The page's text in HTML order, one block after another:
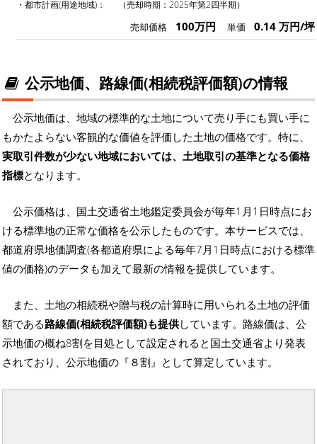
・都市計画(用途地域)： （売却時期：2025年第2四半期）
売却価格 100万円 単価 0.14 万円/坪
公示地価、路線価(相続税評価額)の情報
公示地価は、地域の標準的な土地について売り手にも買い手に
もかたよらない客観的な価値を評価した土地の価格です。特に、
実取引件数が少ない地域においては、土地取引の基準となる価格
指標となります。
公示価格は、国土交通省土地鑑定委員会が毎年1月1日時点にお
ける標準地の正常な価格を公示したものです。本サービスでは、
都道府県地価調査(各都道府県による毎年7月1日時点における標準
値の価格)のデータも加えて最新の情報を提供しています。
また、土地の相続税や贈与税の計算時に用いられる土地の評価
額である路線価(相続税評価額)も提供しています。路線価は、公
示地価の概ね8割を目処として設定されると国土交通省より発表
されており、公示地価の『８割』として算定しています。